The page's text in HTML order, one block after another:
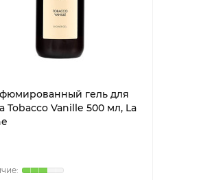
гель для
Tobacco Vanille 500 мл, La